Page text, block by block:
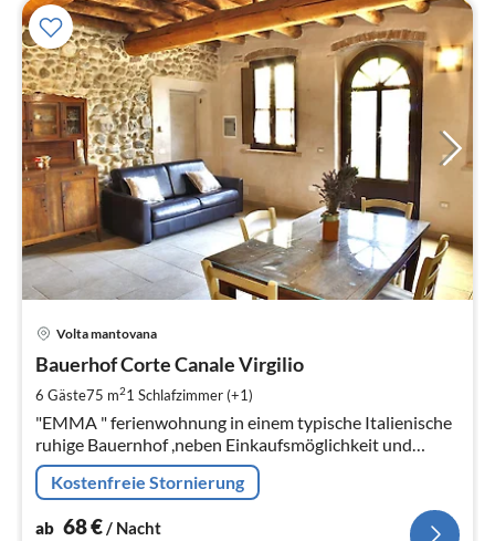
Volta mantovana
Bauerhof Corte Canale Virgilio
6 Gäste75 m21 Schlafzimmer (+1)
"EMMA " ferienwohnung in einem typische Italienische
ruhige Bauernhof ,neben Einkaufsmöglichkeit und
restaurant , am Flusse mit fahrradweg, Fahrräder, Reiten
moeglichkeit.
Kostenfreie Stornierung
ab 68€/ Nacht